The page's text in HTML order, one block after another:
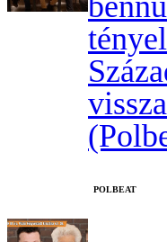
‎POLBEAT